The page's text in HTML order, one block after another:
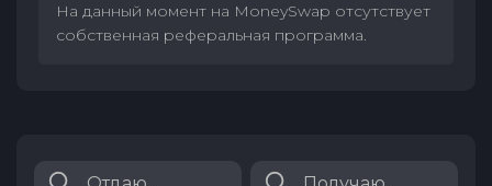
На данный момент на MoneySwap отсутствует
собственная реферальная программа.